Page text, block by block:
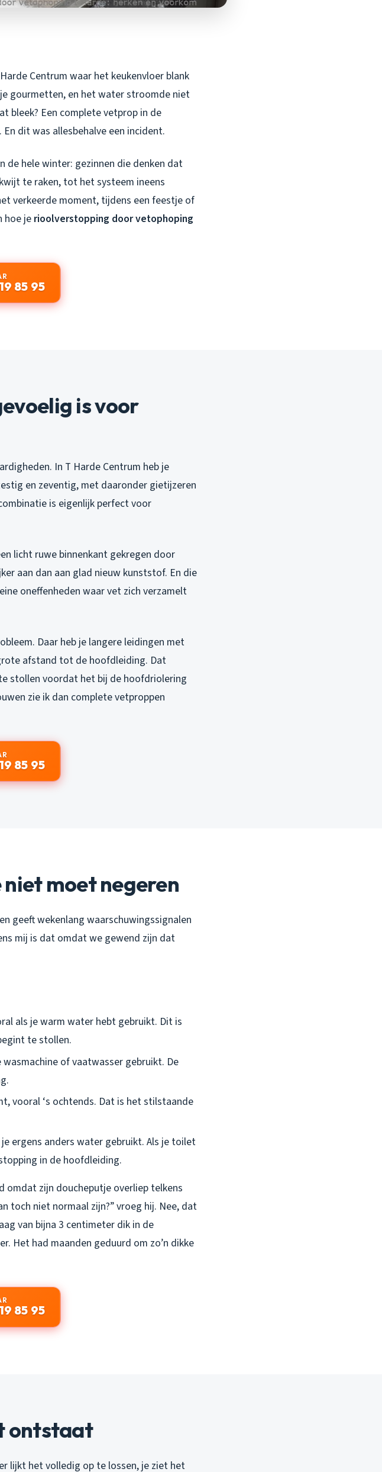
Centrum waar het keukenvloer blank
gourmetten, en het water stroomde niet
bleek? Een complete vetprop in de
dit was allesbehalve een incident.
hele winter: gezinnen die denken dat
te raken, tot het systeem ineens
verkeerde moment, tijdens een feestje of
hoe je rioolverstopping door vetophoping
85 95
is voor
In T Harde Centrum heb je
en zeventig, met daaronder gietijzeren
is eigenlijk perfect voor
licht ruwe binnenkant gekregen door
aan dan aan glad nieuw kunststof. En die
oneffenheden waar vet zich verzamelt
Daar heb je langere leidingen met
afstand tot de hoofdleiding. Dat
stollen voordat het bij de hoofdriolering
zie ik dan complete vetproppen
85 95
niet moet negeren
geeft wekenlang waarschuwingssignalen
mij is dat omdat we gewend zijn dat
als je warm water hebt gebruikt. Dit is
te stollen.
of vaatwasser gebruikt. De
vooral ‘s ochtends. Dat is het stilstaande
ergens anders water gebruikt. Als je toilet
in de hoofdleiding.
omdat zijn doucheputje overliep telkens
toch niet normaal zijn?” vroeg hij. Nee, dat
van bijna 3 centimeter dik in de
Het had maanden geduurd om zo’n dikke
85 95
ontstaat
lijkt het volledig op te lossen, je ziet het